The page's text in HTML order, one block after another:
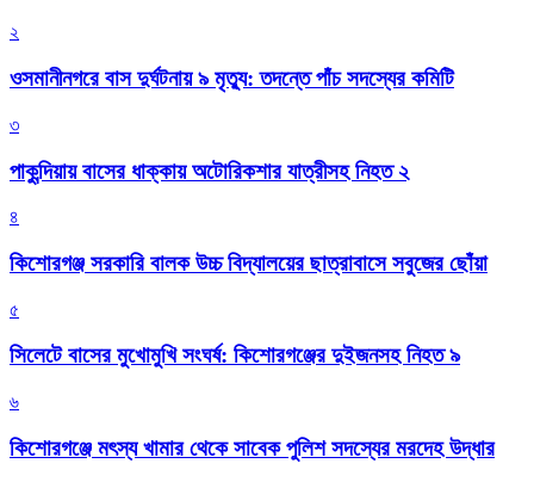
২
ওসমানীনগরে বাস দুর্ঘটনায় ৯ মৃত্যু: তদন্তে পাঁচ সদস্যের কমিটি
৩
পাকুন্দিয়ায় বাসের ধাক্কায় অটোরিকশার যাত্রীসহ নিহত ২
৪
কিশোরগঞ্জ সরকারি বালক উচ্চ বিদ্যালয়ের ছাত্রাবাসে সবুজের ছোঁয়া
৫
সিলেটে বাসের মুখোমুখি সংঘর্ষ: কিশোরগঞ্জের দুইজনসহ নিহত ৯
৬
কিশোরগঞ্জে মৎস্য খামার থেকে সাবেক পুলিশ সদস্যের মরদেহ উদ্ধার